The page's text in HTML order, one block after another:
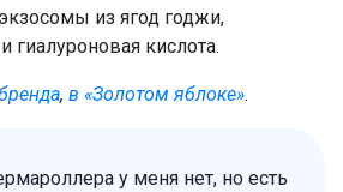
из ягод годжи,
гиалуроновая кислота.
, в «Золотом яблоке».
у меня нет, но есть